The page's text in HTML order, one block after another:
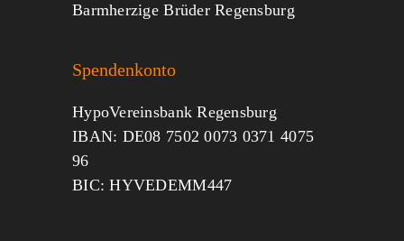
Barmherzige Brüder Regensburg
Spendenkonto
HypoVereinsbank Regensburg
IBAN: DE08 7502 0073 0371 4075
96
BIC: HYVEDEMM447